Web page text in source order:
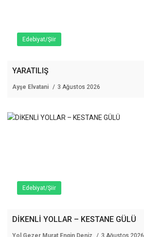
Edebiyat/Şiir
YARATILIŞ
Ayşe Elvatani 3 Ağustos 2026
Edebiyat/Şiir
DİKENLİ YOLLAR – KESTANE GÜLÜ